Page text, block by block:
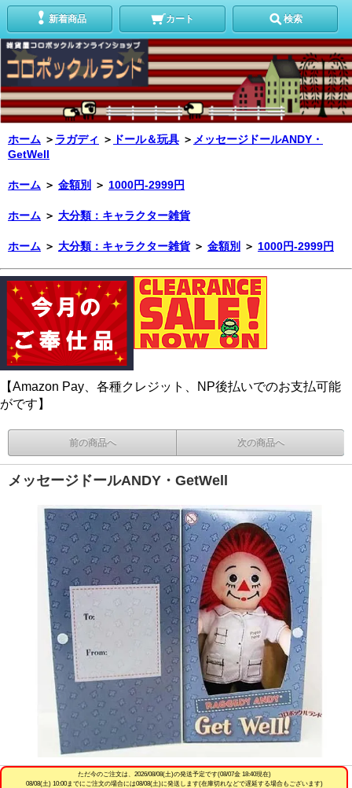
新着商品 カート 検索
ホーム ＞ ラガディ ＞ ドール＆玩具 ＞ メッセージドールANDY・
GetWell
ホーム ＞ 金額別 ＞ 1000円-2999円
ホーム ＞ 大分類：キャラクター雑貨
ホーム ＞ 大分類：キャラクター雑貨 ＞ 金額別 ＞ 1000円-2999円
【Amazon Pay、各種クレジット、NP後払いでのお支払可能
がです】
前の商品へ 次の商品へ
メッセージドールANDY・GetWell
ただ今のご注文は、 2026/08/08(土)の発送予定です(08/07金 18:40現在)
08/08(土) 10:00までにご注文の場合には08/08(土)に発送します(在庫切れなどで遅延する場合もございます)